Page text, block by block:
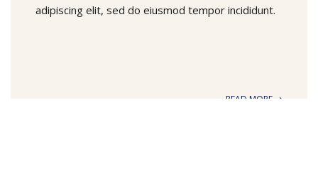
adipiscing elit, sed do eiusmod tempor incididunt.
READ MORE